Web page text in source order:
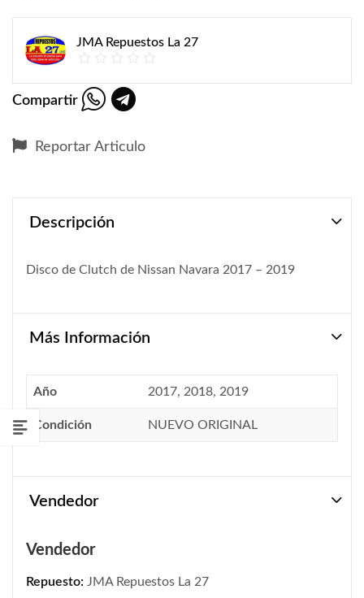
JMA Repuestos La 27
Compartir
Reportar Articulo
Descripción
Disco de Clutch de Nissan Navara 2017 – 2019
Más Información
Año 2017, 2018, 2019
Condición NUEVO ORIGINAL
Vendedor
Vendedor
Repuesto: JMA Repuestos La 27